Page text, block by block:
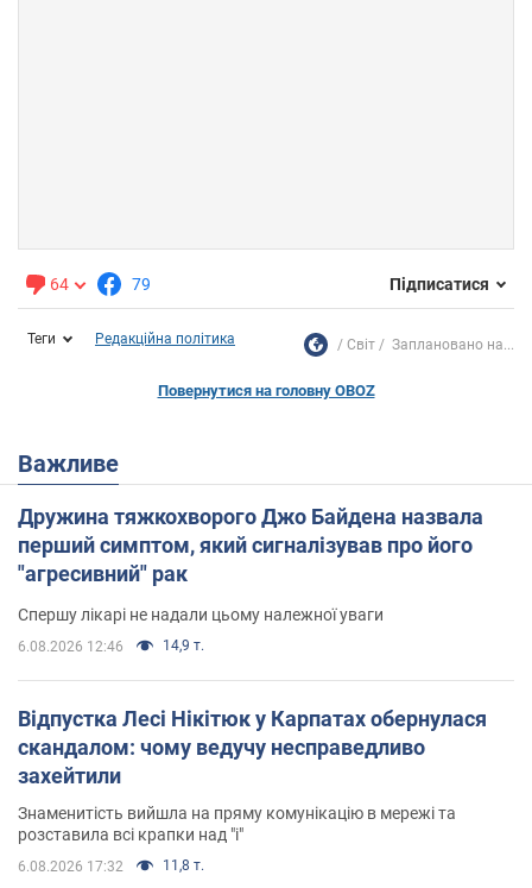
64 79 Підписатися
Теги Редакційна політика Світ Заплановано на...
Повернутися на головну OBOZ
Важливе
Дружина тяжкохворого Джо Байдена назвала
перший симптом, який сигналізував про його
"агресивний" рак
Спершу лікарі не надали цьому належної уваги
6.08.2026 12:46 14,9 т.
Відпустка Лесі Нікітюк у Карпатах обернулася
скандалом: чому ведучу несправедливо
захейтили
Знаменитість вийшла на пряму комунікацію в мережі та
розставила всі крапки над "і"
6.08.2026 17:32 11,8 т.